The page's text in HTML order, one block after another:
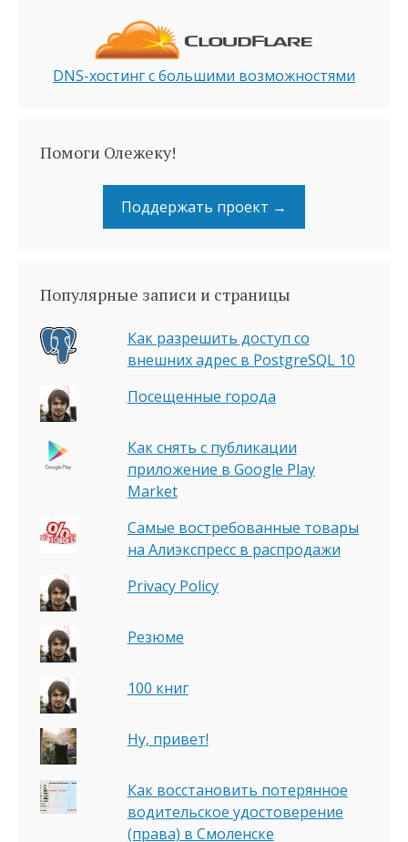
DNS-хостинг с большими возможностями
Помоги Олежеку!
Поддержать проект →
Популярные записи и страницы
Как разрешить доступ со
внешних адрес в PostgreSQL 10
Посещенные города
Как снять с публикации
приложение в Google Play
Market
Самые востребованные товары
на Алиэкспресс в распродажи
Privacy Policy
Резюме
100 книг
Ну, привет!
Как восстановить потерянное
водительское удостоверение
(права) в Смоленске